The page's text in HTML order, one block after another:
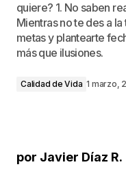
quiere? 1. No saben
Mientras no te des a
metas y plantearte
más que ilusiones.
Calidad de Vida 1 marzo,
por Javier Díaz R.